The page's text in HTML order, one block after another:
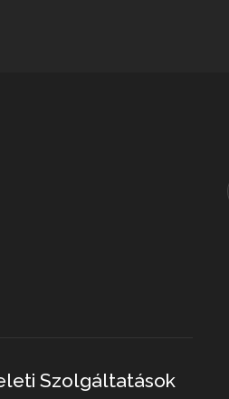
Szolgáltatások